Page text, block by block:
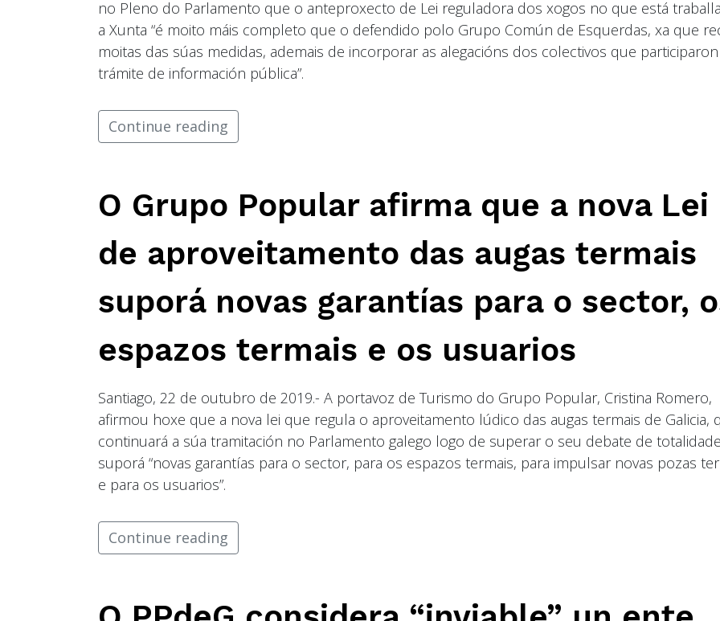
no Pleno do Parlamento que o anteproxecto de Lei reguladora dos xogos no que está
a Xunta “é moito máis completo que o defendido polo Grupo Común de Esquerdas, xa que
moitas das súas medidas, ademais de incorporar as alegacións dos colectivos que
trámite de información pública”.
Continue reading
O Grupo Popular afirma que a nova Lei
de aproveitamento das augas termais
suporá novas garantías para o sector,
espazos termais e os usuarios
Santiago, 22 de outubro de 2019.- A portavoz de Turismo do Grupo Popular, Cristina Romero,
afirmou hoxe que a nova lei que regula o aproveitamento lúdico das augas termais de Galicia,
continuará a súa tramitación no Parlamento galego logo de superar o seu debate de
suporá “novas garantías para o sector, para os espazos termais, para impulsar novas pozas
e para os usuarios”.
Continue reading